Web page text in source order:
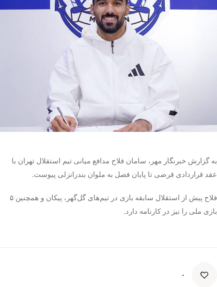
قوانین بازنشر
تبلیغات راه نو نیوز
پایگاه خبری آبان
خرید موتور ایمپلنت
به گزارش خبرنگار مهر، سامان فلاح مدافع میانی تیم استقلال تهران با
عقد قراردادی قرضی تا پایان فصل به ملوان بندرانزلی پیوست.
فلاح پیش از استقلال سابقه بازی در تیم‌های گل‌گهر، پیکان و همچنین ۵
بازی ملی را نیز در کارنامه دارد.
۰